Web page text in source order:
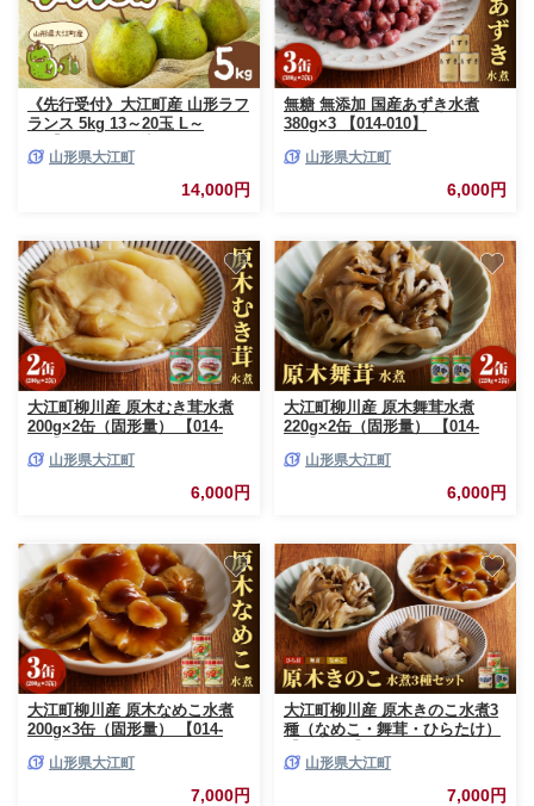
《先行受付》大江町産 山形ラフ
ランス 5kg 13～20玉 L～
定】【048-005 】
山形県大江町
14,000円
無糖 無添加 国産あずき水煮
380g×3 【014-010】
山形県大江町
6,000円
大江町柳川産 原木むき茸水煮
200g×2缶（固形量） 【014-
山形県大江町
6,000円
大江町柳川産 原木舞茸水煮
220g×2缶（固形量） 【014-
山形県大江町
6,000円
大江町柳川産 原木なめこ水煮
200g×3缶（固形量） 【014-
山形県大江町
7,000円
大江町柳川産 原木きのこ水煮3
種（なめこ・舞茸・ひらたけ）
山形県大江町
7,000円